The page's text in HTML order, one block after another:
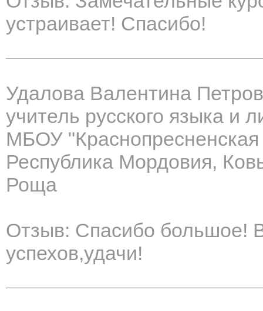
устраивает! Спасибо!
Удалова Валентина
учитель русского языка и
МБОУ
Республика Мордовия,
Роща
Отзыв: Спасибо большое!
успехов,удачи!